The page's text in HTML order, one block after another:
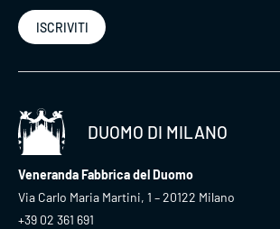
ISCRIVITI
DUOMO DI MILANO
Veneranda Fabbrica del Duomo
Via Carlo Maria Martini, 1 – 20122 Milano
+39 02 361 691